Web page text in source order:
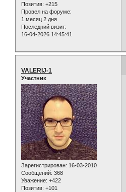
Позитив: +215
Провел на форуме:
1 месяц 2 дня
Последний визит:
16-04-2026 14:45:41
VALERIJ-1
Участник
Зарегистрирован: 16-03-2010
Сообщений: 368
Уважение: +422
Позитив: +101